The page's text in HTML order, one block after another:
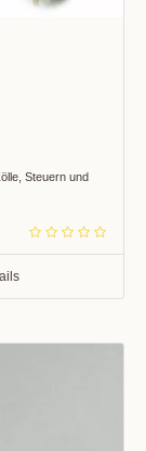
Steuern und